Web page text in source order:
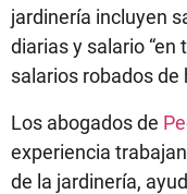
jardinería incluyen
diarias y salario “en
salarios robados de
Los abogados de
experiencia
de la jardinería,